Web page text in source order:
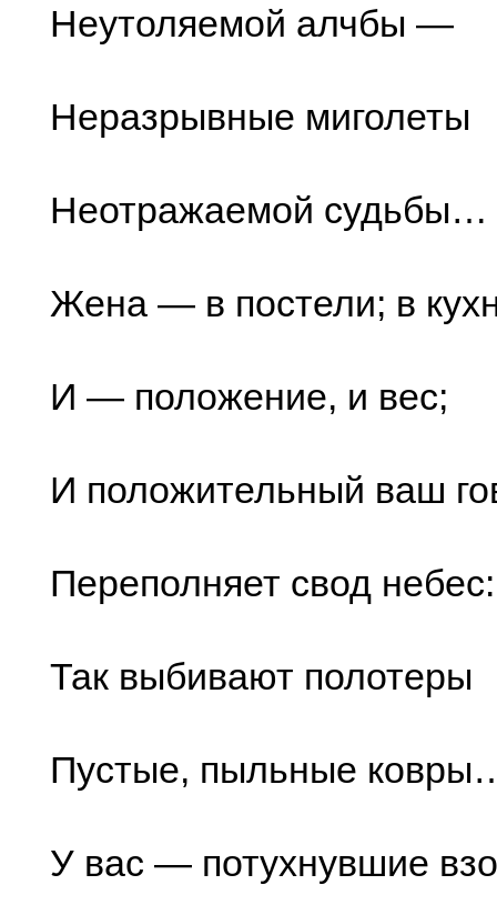
Неутоляемой алчбы —
Неразрывные миголеты
Неотражаемой судьбы…
Жена — в постели; в
И — положение, и вес;
И положительный ваш
Переполняет свод небес:
Так выбивают полотеры
Пустые, пыльные
У вас — потухнувшие